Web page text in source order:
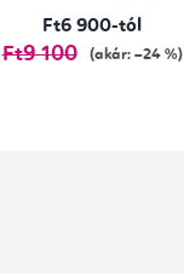
Ft6 900-tól
Ft9 100 (akár: –24 %)